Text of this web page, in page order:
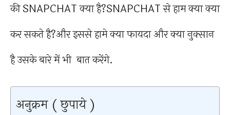
की SNAPCHAT क्या है?SNAPCHAT से हाम क्या क्या
कर सकते है?और इससे हामे क्या फायदा और क्या नुक्सान
है उसके बारे में भी बात करेंगे.
अनुक्रम ( छुपाये )